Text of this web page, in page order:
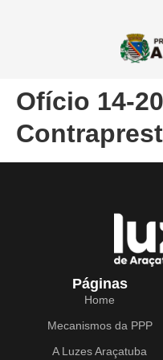
Ofício 14-
Páginas
Home
Mecanismos da PPP
A Luzes Araçatuba